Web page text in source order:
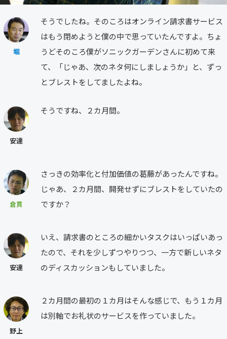
堀
そうでしたね。そのころはオンライン請求書サービス
はもう閉めようと僕の中で思っていたんですよ。ちょ
うどそのころ僕がソニックガーデンさんに初めて来
て、「じゃあ、次のネタ何にしましょうか」と、ずっ
とブレストをしてましたよね。
安達
そうですね、２カ月間。
倉貫
さっきの効率化と付加価値の葛藤があったんですね。
じゃあ、２カ月間、開発せずにブレストをしていたの
ですか？
安達
いえ、請求書のところの細かいタスクはいっぱいあっ
たので、それを少しずつやりつつ、一方で新しいネタ
のディスカッションもしていました。
野上
２カ月間の最初の１カ月はそんな感じで、もう１カ月
は別軸でお礼状のサービスを作っていました。